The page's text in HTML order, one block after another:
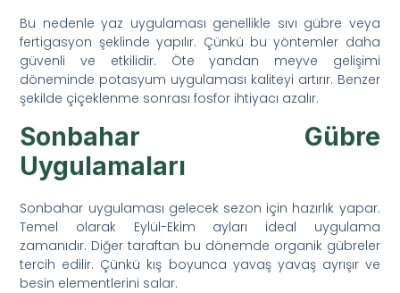
Bu nedenle yaz uygulaması genellikle sıvı gübre veya
fertigasyon şeklinde yapılır. Çünkü bu yöntemler daha
güvenli ve etkilidir. Öte yandan meyve gelişimi
döneminde potasyum uygulaması kaliteyi artırır. Benzer
şekilde çiçeklenme sonrası fosfor ihtiyacı azalır.
Sonbahar Gübre
Uygulamaları
Sonbahar uygulaması gelecek sezon için hazırlık yapar.
Temel olarak Eylül-Ekim ayları ideal uygulama
zamanıdır. Diğer taraftan bu dönemde organik gübreler
tercih edilir. Çünkü kış boyunca yavaş yavaş ayrışır ve
besin elementlerini salar.